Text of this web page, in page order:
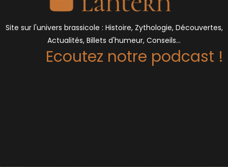
Site sur l'univers brassicole : Histoire, Zythologie, Découvertes,
Actualités, Billets d'humeur, Conseils…
Ecoutez notre podcast !